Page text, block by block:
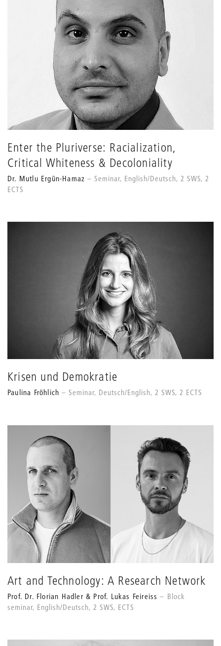
Enter the Pluriverse: Racialization,
Critical Whiteness & Decoloniality
Dr. Mutlu Ergün-Hamaz
Seminar, English/Deutsch, 2 SWS, 2
ECTS
Krisen und Demokratie
Paulina Fröhlich Seminar, Deutsch/English, 2 SWS, 2 ECTS
Art and Technology: A Research Network
Prof. Dr. Florian Hadler & Prof. Lukas Feireiss
Block
seminar, English/Deutsch, 2 SWS, ECTS